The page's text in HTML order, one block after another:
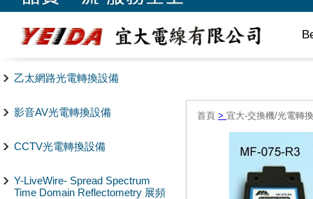
乙太網路光電轉換設備
影音AV光電轉換設備
CCTV光電轉換設備
Y-LiveWire- Spread Spectrum
Time Domain Reflectometry 展頻
首頁 > 宜大-交換機/光電轉